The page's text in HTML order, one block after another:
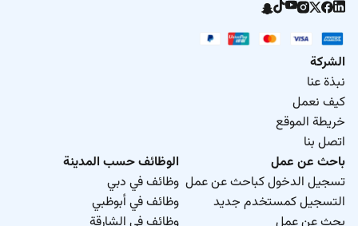
الشركة
نبذة عنا
كيف نعمل
خريطة الموقع
اتصل بنا
باحث عن عمل
تسجيل الدخول كباحث عن عمل
التسجيل كمستخدم جديد
الوظائف حسب المدينة
وظائف في دبي
وظائف في أبوظبي